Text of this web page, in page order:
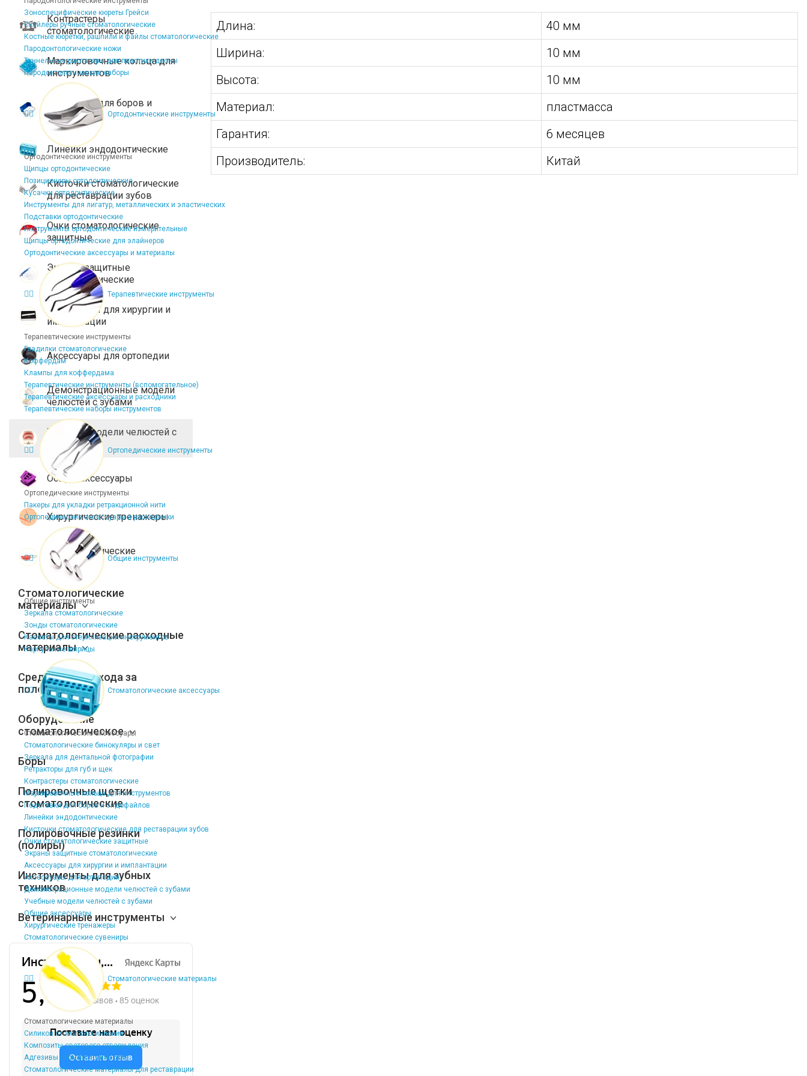
Зоноспецифические кюреты Грейси
Скейлеры ручные стоматологические
Костные кюретки, рашпили и файлы стоматологические
Пародонтологические ножи
Туннельные распаторы для пластики десны
Пародонтологические наборы
Ортодонтические инструменты
Ортодонтические инструменты
Щипцы ортодонтические
Позиционеры ортодонтические
Кусачки ортодонтические
Инструменты для лигатур, металлических и эластических
Подставки ортодонтические
Инструменты ортодонтические измерительные
Щипцы ортодонтические для элайнеров
Ортодонтические аксессуары и материалы
Терапевтические инструменты
Терапевтические инструменты
Гладилки стоматологические
Коффердам
Клампы для коффердама
Терапевтические инструменты (вспомогательное)
Терапевтические аксессуары и расходники
Терапевтические наборы инструментов
Ортопедические инструменты
Ортопедические инструменты
Пакеры для укладки ретракционной нити
Ортопедические аксессуары и расходники
Общие инструменты
Общие инструменты
Зеркала стоматологические
Зонды стоматологические
Кассеты для стерилизации инструментов
Карпульные шприцы
Стоматологические аксессуары
Стоматологические аксессуары
Стоматологические бинокуляры и свет
Зеркала для дентальной фотографии
Ретракторы для губ и щек
Контрастеры стоматологические
Маркировочные кольца для инструментов
Подставки для боров и эндофайлов
Линейки эндодонтические
Кисточки стоматологические для реставрации зубов
Очки стоматологические защитные
Экраны защитные стоматологические
Аксессуары для хирургии и имплантации
Аксессуары для ортопедии
Демонстрационные модели челюстей с зубами
Учебные модели челюстей с зубами
Общие аксессуары
Хирургические тренажеры
Стоматологические сувениры
Стоматологические материалы
Стоматологические материалы
Силикон стоматологический
Композиты светового отверждения
Адгезивы стоматологические
Стоматологические материалы для реставрации
Контрастеры
стоматологические
Маркировочные кольца для
инструментов
Подставки для боров и
эндофайлов
Линейки эндодонтические
Кисточки стоматологические
для реставрации зубов
Очки стоматологические
защитные
Экраны защитные
стоматологические
Аксессуары для хирургии и
имплантации
Аксессуары для ортопедии
Демонстрационные модели
челюстей с зубами
Учебные модели челюстей с
зубами
Общие аксессуары
Хирургические тренажеры
Стоматологические
сувениры
Стоматологические
материалы
Стоматологические расходные
материалы
Средства для ухода за
полостью рта
Оборудование
стоматологическое
Боры
Полировочные щетки
стоматологические
Полировочные резинки
(полиры)
Инструменты для зубных
техников
Ветеринарные инструменты
Длина:
40 мм
Ширина:
10 мм
Высота:
10 мм
Материал:
пластмасса
Гарантия:
6 месяцев
Производитель:
Китай